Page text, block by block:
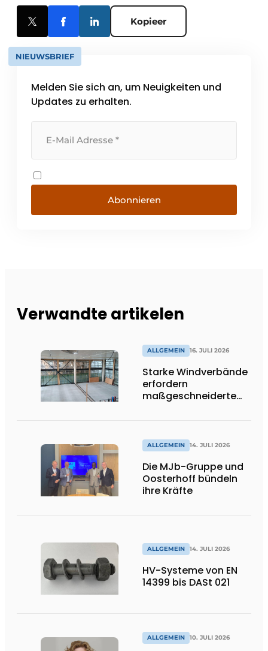
Kopieer
NIEUWSBRIEF
Melden Sie sich an, um Neuigkeiten und
Updates zu erhalten.
Abonnieren
Verwandte artikelen
ALLGEMEIN 16. JULI 2026
Starke Windverbände
erfordern
maßgeschneiderte
ALLGEMEIN 14. JULI 2026
Die MJb-Gruppe und
Oosterhoff bündeln
ihre Kräfte
ALLGEMEIN 14. JULI 2026
HV-Systeme von EN
14399 bis DASt 021
ALLGEMEIN 10. JULI 2026